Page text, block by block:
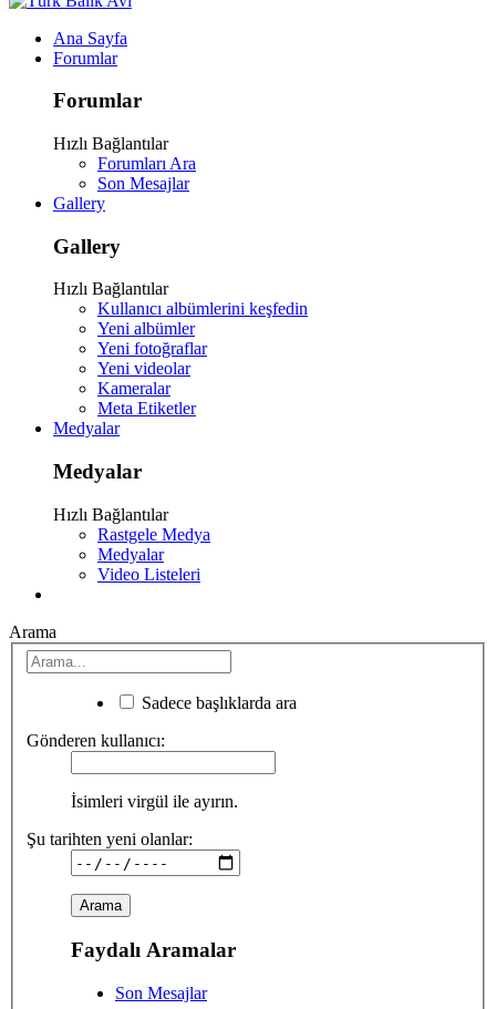
Ana Sayfa
Forumlar
Forumlar
Hızlı Bağlantılar
Forumları Ara
Son Mesajlar
Gallery
Gallery
Hızlı Bağlantılar
Kullanıcı albümlerini keşfedin
Yeni albümler
Yeni fotoğraflar
Yeni videolar
Kameralar
Meta Etiketler
Medyalar
Medyalar
Hızlı Bağlantılar
Rastgele Medya
Medyalar
Video Listeleri
Arama
Sadece başlıklarda ara
Gönderen kullanıcı:
İsimleri virgül ile ayırın.
Şu tarihten yeni olanlar:
Faydalı Aramalar
Son Mesajlar